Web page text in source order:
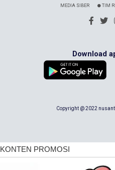
MEDIA SIBER TIM
Download
Copyright @ 2022